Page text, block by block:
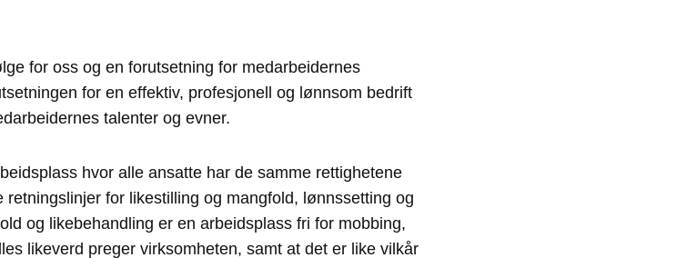
for oss og en forutsetning for medarbeidernes
for en effektiv, profesjonell og lønnsom bedrift
talenter og evner.
hvor alle ansatte har de samme rettighetene
for likestilling og mangfold, lønnssetting og
og likebehandling er en arbeidsplass fri for mobbing,
likeverd preger virksomheten, samt at det er like vilkår